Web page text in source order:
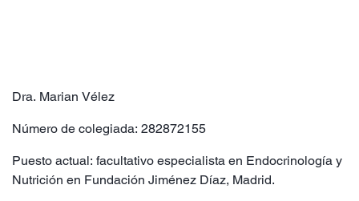
Dra. Marian Vélez
Número de colegiada: 282872155
Puesto actual: facultativo especialista en Endocrinología y
Nutrición en Fundación Jiménez Díaz, Madrid.